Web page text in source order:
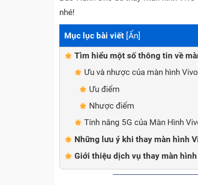
nhé!
Mục lục bài viết [Ẩn]
Tìm hiểu một số thông tin về
Ưu và nhược của màn hình
Ưu điểm
Nhược điểm
Tính năng 5G của Màn Hình
Những lưu ý khi thay màn hình
Giới thiệu dịch vụ thay màn